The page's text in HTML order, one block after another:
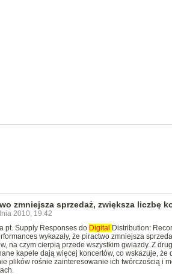
zmniejsza sprzedaż, zwiększa liczbę
2010, 19:42
pt. Supply Responses do Digital Distribution:
wykazały, że piractwo zmniejsza
na czym cierpią przede wszystkim gwiazdy. Z
kapele dają więcej koncertów, co wskazuje, że
plików rośnie zainteresowanie ich twórczością i